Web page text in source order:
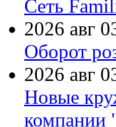
Сеть
2026 авг
Оборот
2026 авг
Новые
компании